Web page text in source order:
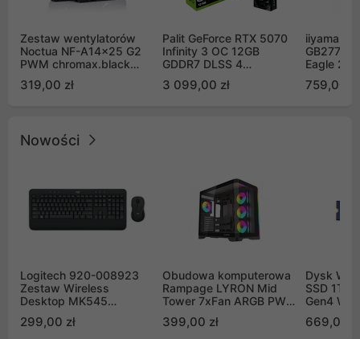
Zestaw wentylatorów
Noctua NF-A14x25 G2
PWM chromax.black
Push Pull (2szt)
319,00 zł
Palit GeForce RTX 5070
Infinity 3 OC 12GB
GDDR7 DLSS 4
GB2050S)
3 099,00 zł
iiyama G-
Eagle 27"
759,00 zł
Nowości
Logitech 920-008923
Zestaw Wireless
Desktop MK545
299,00 zł
Obudowa komputerowa
Rampage LYRON Mid
Tower 7xFan ARGB PWM
399,00 zł
Dysk WD
SSD 1TB
Gen4
669,00